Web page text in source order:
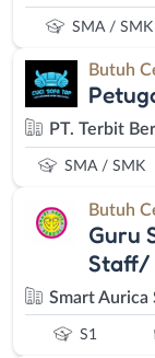
SMA / SMK
Butuh
PT. Terbit
SMA / SMK
Butuh
Guru
Staff/
Smart Aurica
S1